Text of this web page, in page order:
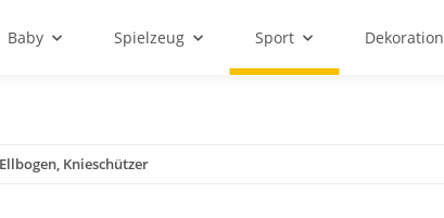
Baby Spielzeug Sport Dekoration
Knieschützer